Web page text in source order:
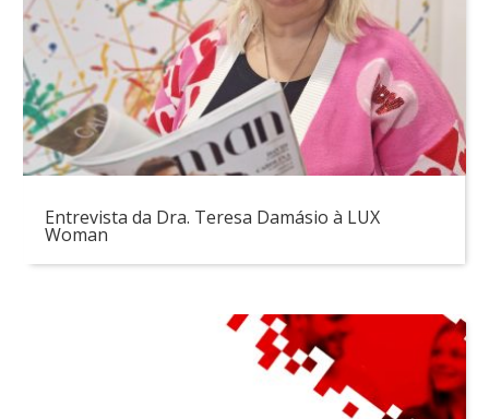
Entrevista da Dra. Teresa Damásio à LUX
Woman